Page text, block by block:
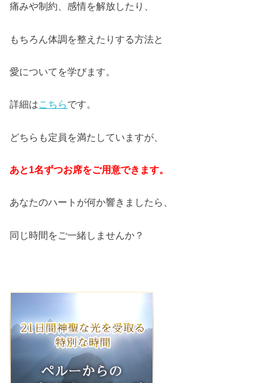
痛みや制約、感情を解放したり、
もちろん体調を整えたりする方法と
愛についてを学びます。
詳細はこちらです。
どちらも定員を満たしていますが、
あと1名ずつお席をご用意できます。
あなたのハートが何か響きましたら、
同じ時間をご一緒しませんか？